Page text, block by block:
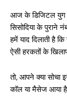
आज के डिजिटल युग
सिसोदिया के पुराने
हमें याद दिलाती है
ऐसी हरकतों के
तो, आपने क्या सोचा
कॉल या मैसेज आया